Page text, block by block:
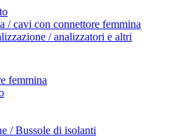
/ cavi con connettore femmina
/ analizzatori e altri
femmina
/ Bussole di isolanti